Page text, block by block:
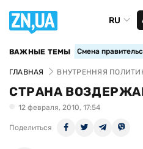
RU
ВАЖНЫЕ ТЕМЫ Смена
ГЛАВНАЯ ВНУТРЕННЯЯ
СТРАНА
12 февраля, 2010, 17:54
Поделиться